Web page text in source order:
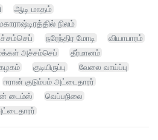
ஆடி மாதம்
நிலம்
நரேந்திர மோடி
வியாபாரம்
மக்கள் அச்சம்செப்
தீர்மானம்
குடியிருப்பு
வேலை வாய்ப்பு
ஈரான் குடும்பம் அட்டைதாரர்
டைம்ஸ்
வெப்பநிலை